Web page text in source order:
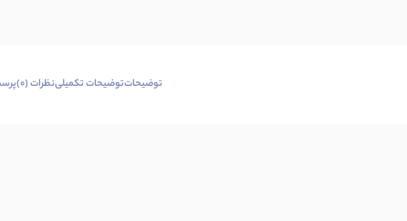
توضیحاتتوضیحات تکمیلینظرات (0)